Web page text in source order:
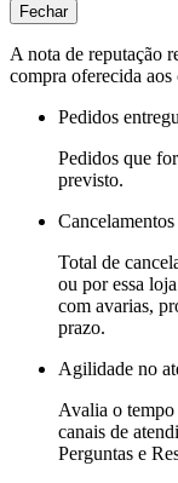
Fechar
A nota de reputação
compra oferecida
Pedidos
Pedidos que
previsto.
Cancelamentos
Total de
ou por essa
com avarias,
prazo.
Agilidade no
Avalia o tempo
canais de
Perguntas e